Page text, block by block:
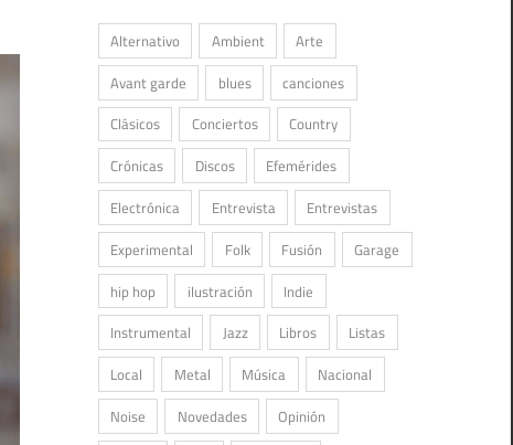
Alternativo Ambient
Arte
Avant garde
blues
canciones
Clásicos
Conciertos
Country
Crónicas
Discos
Efemérides
Electrónica
Entrevista
Entrevistas
Experimental
Folk Fusión
Garage
hip hop
ilustración
Indie
Instrumental
Jazz Libros
Listas
Local
Metal Música
Nacional
Noise
Novedades
Opinión